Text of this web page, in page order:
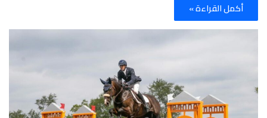
أكمل القراءة »